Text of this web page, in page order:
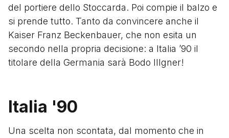
del portiere dello Stoccarda. Poi compie il balzo e
si prende tutto. Tanto da convincere anche il
Kaiser Franz Beckenbauer, che non esita un
secondo nella propria decisione: a Italia ’90 il
titolare della Germania sarà Bodo Illgner!
Italia '90
Una scelta non scontata, dal momento che in